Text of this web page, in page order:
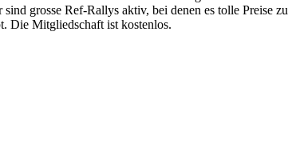
sind grosse Ref-Rallys aktiv, bei denen es tolle Preise zu
Die Mitgliedschaft ist kostenlos.